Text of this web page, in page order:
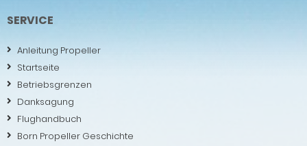
SERVICE
Anleitung Propeller
Startseite
Betriebsgrenzen
Danksagung
Flughandbuch
Born Propeller Geschichte